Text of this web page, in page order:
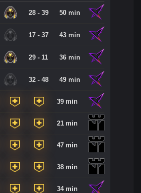
28 - 39 50 min
17 - 37 43 min
29 - 11 36 min
32 - 48 49 min
39 min
21 min
47 min
38 min
34 min